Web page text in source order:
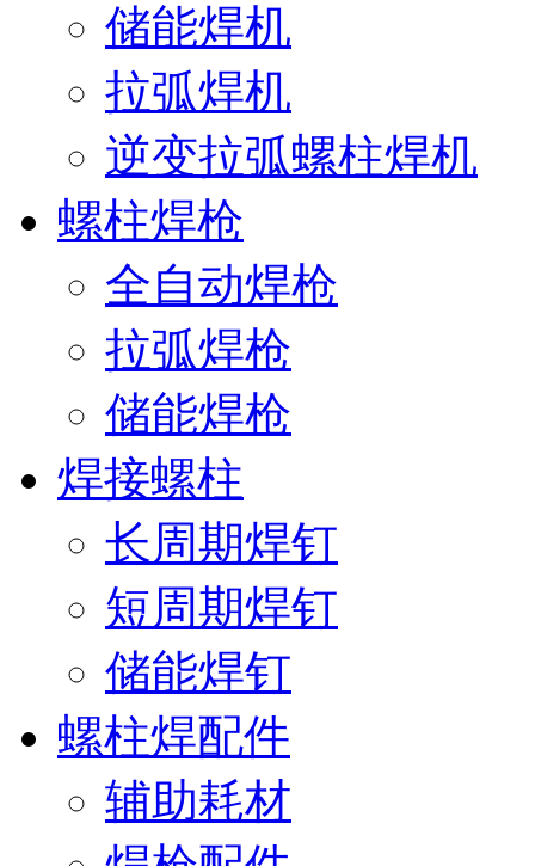
储能焊机
拉弧焊机
逆变拉弧螺柱焊机
螺柱焊枪
全自动焊枪
拉弧焊枪
储能焊枪
焊接螺柱
长周期焊钉
短周期焊钉
储能焊钉
螺柱焊配件
辅助耗材